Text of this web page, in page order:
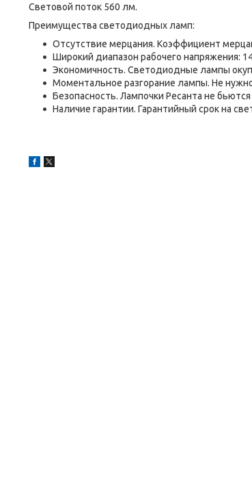
Световой поток 560 лм.
Преимущества светодиодных ламп:
Отсутствие мерцания. Коэффициент
Широкий диапазон рабочего напряжения:
Экономичность. Светодиодные лампы
Моментальное разгорание лампы. Не
Безопасность. Лампочки Ресанта не
Наличие гарантии. Гарантийный срок на